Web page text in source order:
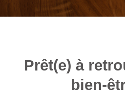
Prêt(e) à
bien-